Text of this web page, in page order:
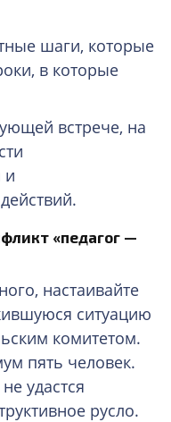
шаги, которые
в которые
встрече, на
и
«педагог —
настаивайте
ситуацию
комитетом.
пять человек.
удастся
русло.